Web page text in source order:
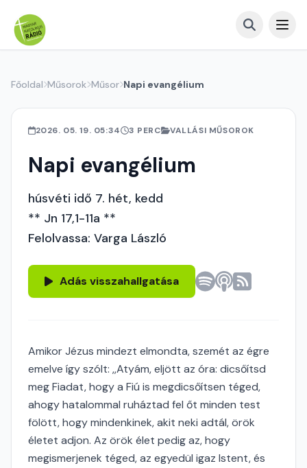
Főoldal Műsorok Műsor Napi evangélium
2026. 05. 19. 05:34 3 PERC VALLÁSI MŰSOROK
Napi evangélium
húsvéti idő 7. hét, kedd
** Jn 17,1-11a **
Felolvassa: Varga László
Adás visszahallgatása
Amikor Jézus mindezt elmondta, szemét az égre
emelve így szólt: ,,Atyám, eljött az óra: dicsőítsd
meg Fiadat, hogy a Fiú is megdicsőítsen téged,
ahogy hatalommal ruháztad fel őt minden test
fölött, hogy mindenkinek, akit neki adtál, örök
életet adjon. Az örök élet pedig az, hogy
megismerjenek téged, az egyedül igaz Istent, és